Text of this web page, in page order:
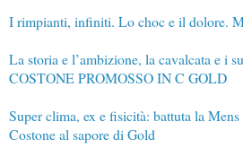
I rimpianti, infiniti. Lo choc e il dolore.
La storia e l’ambizione, la cavalcata e i
COSTONE PROMOSSO IN C GOLD
Super clima, ex e fisicità: battuta la
Costone al sapore di Gold